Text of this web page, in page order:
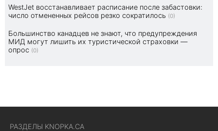
WestJet восстанавливает расписание после забастовки:
число отмененных рейсов резко сократилось (0)
Большинство канадцев не знают, что предупреждения
МИД могут лишить их туристической страховки —
опрос (0)
РАЗДЕЛЫ KNOPKA.CA